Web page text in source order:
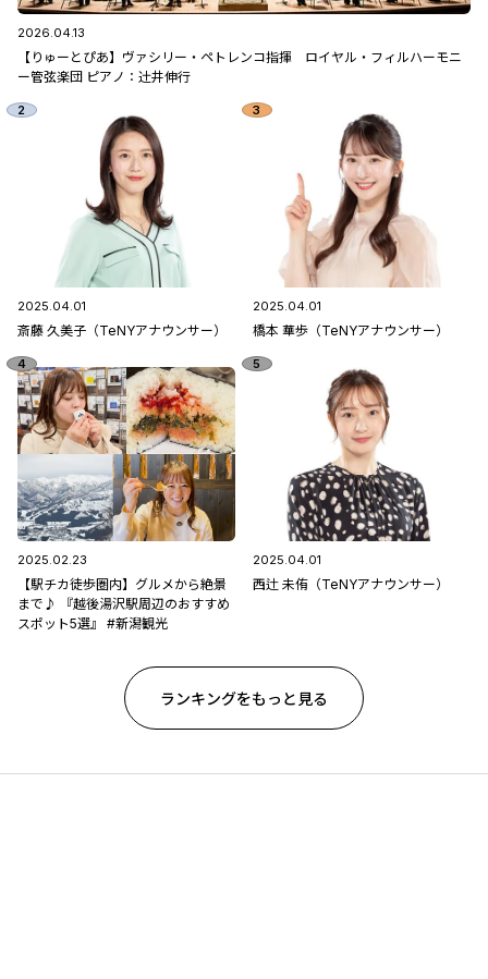
2026.04.13
【りゅーとぴあ】ヴァシリー・ペトレンコ指揮 ロイヤル・フィルハーモニ
ー管弦楽団 ピアノ：辻󠄀井伸行
2025.04.01
斎藤 久美子（TeNYアナウンサー）
2025.04.01
橋本 華歩（TeNYアナウンサー）
2025.02.23
【駅チカ徒歩圏内】グルメから絶景
まで♪ 『越後湯沢駅周辺のおすすめ
スポット5選』 #新潟観光
2025.04.01
西辻 未侑（TeNYアナウンサー）
ランキングをもっと見る